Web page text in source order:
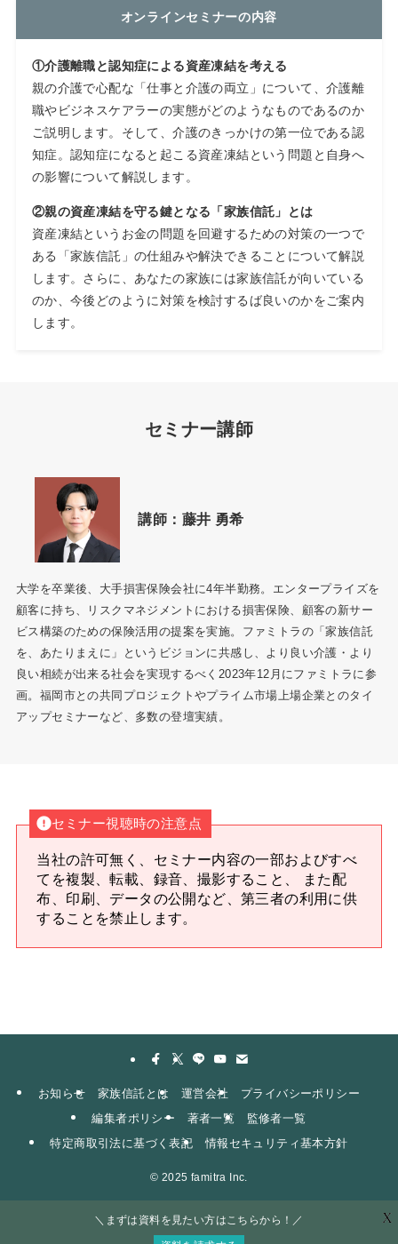
オンラインセミナーの内容
①介護離職と認知症による資産凍結を考える
親の介護で心配な「仕事と介護の両立」について、介護離
職やビジネスケアラーの実態がどのようなものであるのか
ご説明します。そして、介護のきっかけの第一位である認
知症。認知症になると起こる資産凍結という問題と自身へ
の影響について解説します。
②親の資産凍結を守る鍵となる「家族信託」とは
資産凍結というお金の問題を回避するための対策の一つで
ある「家族信託」の仕組みや解決できることについて解説
します。さらに、あなたの家族には家族信託が向いている
のか、今後どのように対策を検討するば良いのかをご案内
します。
セミナー講師
講師： 藤井 勇希
大学を卒業後、大手損害保険会社に4年半勤務。エンタープライズを
顧客に持ち、リスクマネジメントにおける損害保険、顧客の新サー
ビス構築のための保険活用の提案を実施。ファミトラの「家族信託
を、あたりまえに」というビジョンに共感し、より良い介護・より
良い相続が出来る社会を実現するべく2023年12月にファミトラに参
画。福岡市との共同プロジェクトやプライム市場上場企業とのタイ
アップセミナーなど、多数の登壇実績。
セミナー視聴時の注意点
当社の許可無く、セミナー内容の一部およびすべ
てを複製、転載、録音、撮影すること、 また配
布、印刷、データの公開など、第三者の利用に供
することを禁止します。
お知らせ 家族信託とは 運営会社
プライバシーポリシー
編集者ポリシー
著者一覧
監修者一覧
特定商取引法に基づく表記
情報セキュリティ基本方針
© 2025 famitra Inc.
＼まずは資料を見たい方はこちらから！／ X